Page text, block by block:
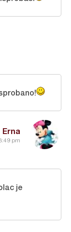
Erna
pm
je